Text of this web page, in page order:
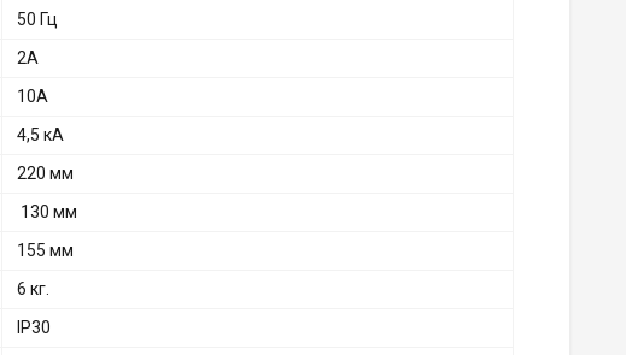
50 Гц
2А
10А
4,5 кА
220 мм
130 мм
155 мм
6 кг.
IP30